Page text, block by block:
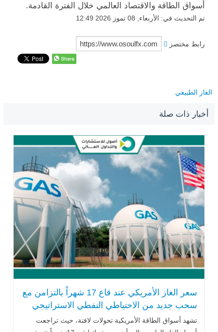
أسواق الطاقة والاقتصاد العالمي خلال الفترة القادمة.
تم التحديث في: الأربعاء, 08 تموز 2026 12:49
رابط مختصر
الغاز الطبيعي
أخبار ذات صلة
سعر الغاز الأمريكي عند قاع 17 شهراً بالتزامن مع
سحب جديد من الاحتياطي النفطي الاستراتيجي
تشهد أسواق الطاقة الأمريكية تحولات لافتة، حيث تراجعت